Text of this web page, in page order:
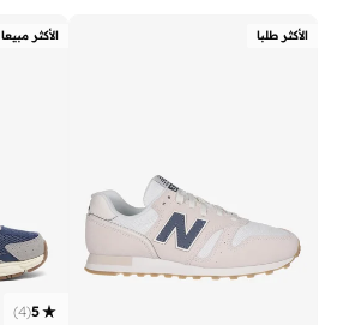
الأكثر طلبا الأكثر مبيعا
5
(
4
)